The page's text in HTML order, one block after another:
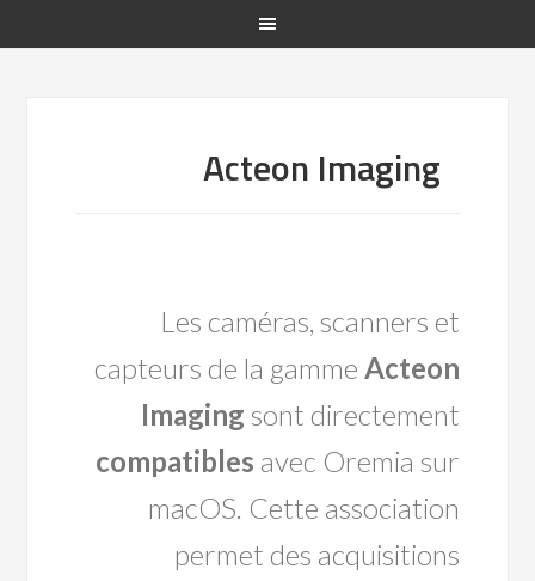
Acteon Imaging
Les caméras, scanners et
capteurs de la gamme Acteon
Imaging sont directement
compatibles avec Oremia sur
macOS. Cette association
permet des acquisitions